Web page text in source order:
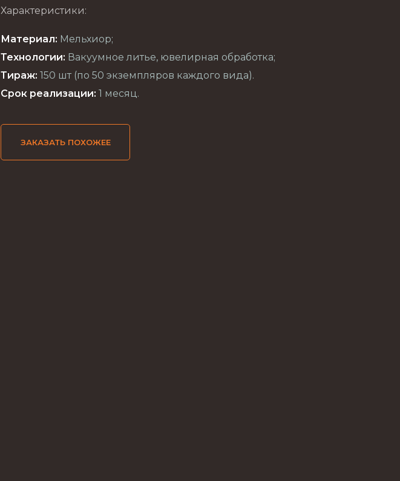
Характеристики:
Материал: Мельхиор;
Технологии: Вакуумное литье, ювелирная обработка;
Тираж: 150 шт (по 50 экземпляров каждого вида).
Срок реализации: 1 месяц.
ЗАКАЗАТЬ ПОХОЖЕЕ